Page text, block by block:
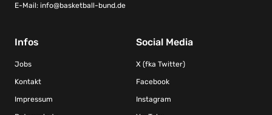
E-Mail: info@basketball-bund.de
Infos
Jobs
Kontakt
Impressum
Social Media
X (fka Twitter)
Facebook
Instagram